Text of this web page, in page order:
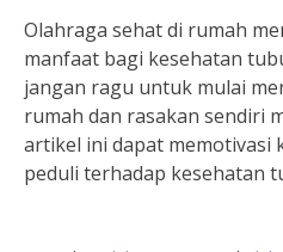
Olahraga sehat di rumah
manfaat bagi kesehatan
jangan ragu untuk mulai
rumah dan rasakan sendiri
artikel ini dapat memotivasi
peduli terhadap kesehatan